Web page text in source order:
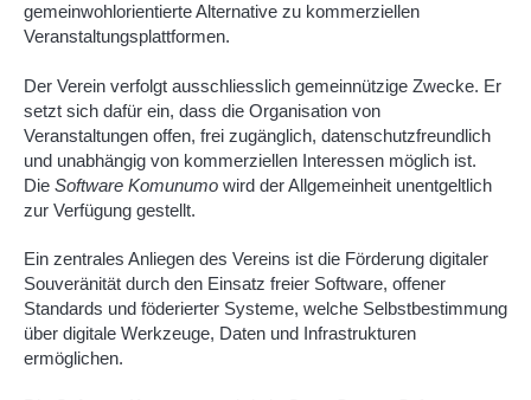
gemeinwohlorientierte Alternative zu kommerziellen
Veranstaltungsplattformen.
Der Verein verfolgt ausschliesslich gemeinnützige Zwecke. Er
setzt sich dafür ein, dass die Organisation von
Veranstaltungen offen, frei zugänglich, datenschutzfreundlich
und unabhängig von kommerziellen Interessen möglich ist.
Die Software Komunumo wird der Allgemeinheit unentgeltlich
zur Verfügung gestellt.
Ein zentrales Anliegen des Vereins ist die Förderung digitaler
Souveränität durch den Einsatz freier Software, offener
Standards und föderierter Systeme, welche Selbstbestimmung
über digitale Werkzeuge, Daten und Infrastrukturen
ermöglichen.